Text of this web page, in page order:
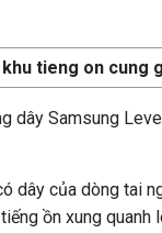
dây Samsung
dây của dòng tai
ồn xung quanh